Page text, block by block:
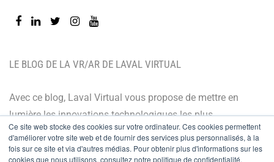
Ce site web stocke des cookies sur votre ordinateur. Ces cookies permettent
d'améliorer votre site web et de fournir des services plus personnalisés, à la
fois sur ce site et via d'autres médias. Pour obtenir plus d'informations sur les
cookies que nous utilisons, consultez notre politique de confidentialité.
LE BLOG DE LA VR/AR DE LAVAL VIRTUAL
Avec ce blog, Laval Virtual vous propose de mettre en
lumière les innovations technologiques les plus
récentes et les dernières tendances. Orienté BtoB, le
blog de Laval Virtual s’adresse à tous ceux qui désirent